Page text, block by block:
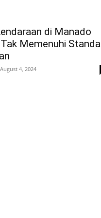
di Manado
Memenuhi
August 4, 2024